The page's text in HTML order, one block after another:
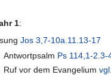
1:
Jos 3,7-10a.11.13-17
Antwortpsalm Ps 114,1-
Ruf vor dem Evangelium